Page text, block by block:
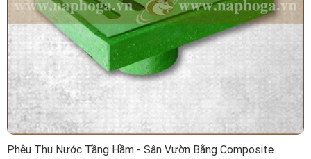
Phễu Thu Nước Tầng Hầm - Sân Vườn Bằng Composite